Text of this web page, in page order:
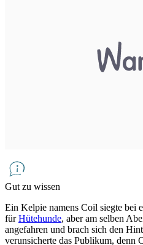
Gut zu wissen
Ein Kelpie namens Coil siegte bei
fürHütehunde, aber am selben
angefahren und brach sich den
verunsicherte das Publikum, denn